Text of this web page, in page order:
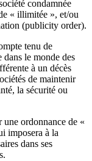
condamnée
« illimitée », et/ou
(publicity order).
tenu de
dans le monde des
à un décès
de maintenir
la sécurité ou
ordonnance de «
imposera à la
dans ses